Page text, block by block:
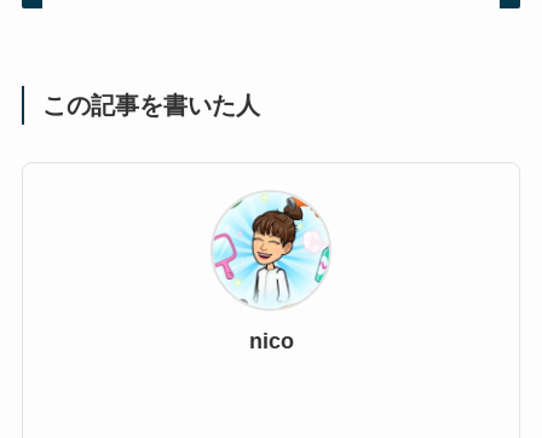
この記事を書いた人
nico